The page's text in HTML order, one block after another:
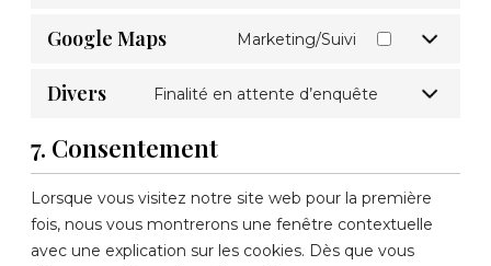
Google Maps Marketing/Suivi
Divers Finalité en attente d’enquête
7. Consentement
Lorsque vous visitez notre site web pour la première
fois, nous vous montrerons une fenêtre contextuelle
avec une explication sur les cookies. Dès que vous